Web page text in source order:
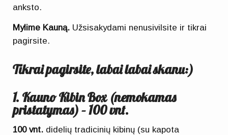
anksto.
Mylime Kauną. Užsisakydami nenusivilsite ir tikrai
pagirsite.
Tikrai pagirsite, labai labai skanu:)
1. Kauno Kibin Box (nemokamas
pristatymas) – 100 vnt.
100 vnt. didelių tradicinių kibinų (su kapota